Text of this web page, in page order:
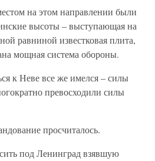
на этом направлении были
высоты – выступающая на
равниной известковая плита,
мощная система обороны.
к Неве все же имелся – силы
превосходили силы
просчиталось.
под Ленинград взявшую